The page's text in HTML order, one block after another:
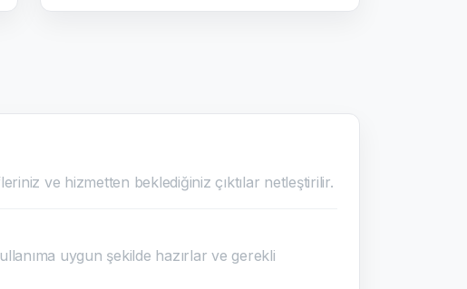
ve hizmetten beklediğiniz çıktılar netleştirilir.
uygun şekilde hazırlar ve gerekli